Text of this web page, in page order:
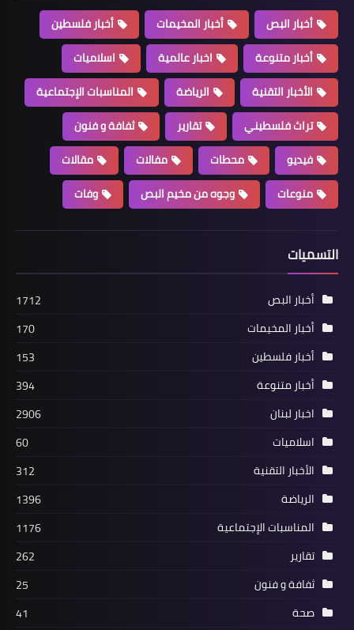
صحة
الزبادي والبروكلي يكافحان سرطان
القولون
اسعار الدولار واهم العملات الاخرى
أخبار البص أخبار المخيمات
أخبار فلسطين
أخبار متنوعة
اخبار عالمية
اسلاميات
الأخبار التقنية
الرياضة
المناسبات الإجتماعية
تراث فلسطيني
تقارير
ثفافة و فنون
فيديو
محطات مفالات
مقالات
منوعات
وجوه من مخيم البص وفات
التسميات
أخبار البص
1712
أخبار المخيمات
170
أخبار فلسطين
153
أخبار متنوعة
394
اخبار لبنان
2906
اسلاميات
60
الأخبار التقنية
312
الرياضة
1396
المناسبات الإجتماعية
1176
تقارير
262
ثفافة و فنون
25
صحة
41